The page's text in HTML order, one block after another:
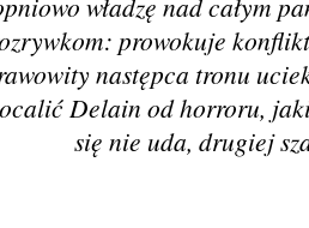
prowokuje
następca tronu
Delain od horroru,
się nie uda, drugiej